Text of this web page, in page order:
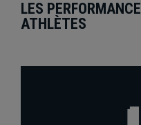
LES
ATHLÈTES